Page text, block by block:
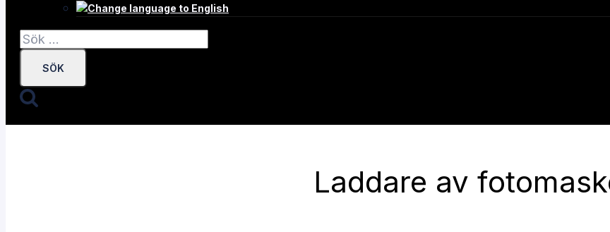
Sök
efter:
Laddare av